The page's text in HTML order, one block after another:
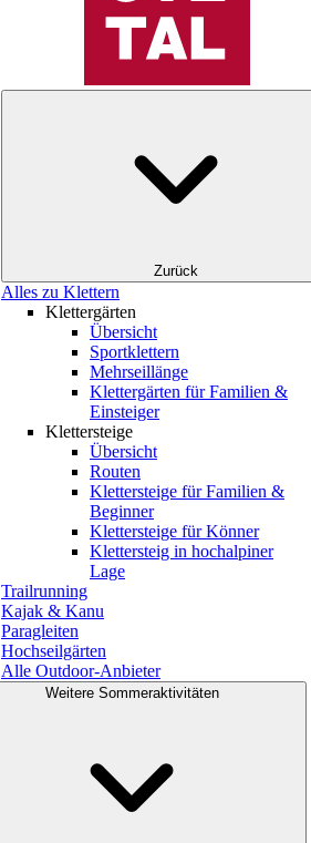
Zurück
Alles zu Klettern
Klettergärten
Übersicht
Sportklettern
Mehrseillänge
Klettergärten für Familien &
Einsteiger
Klettersteige
Übersicht
Routen
Klettersteige für Familien &
Beginner
Klettersteige für Könner
Klettersteig in hochalpiner
Lage
Trailrunning
Kajak & Kanu
Paragleiten
Hochseilgärten
Alle Outdoor-Anbieter
Weitere Sommeraktivitäten